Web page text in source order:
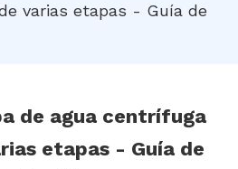
varias etapas - Guía de
de agua centrífuga
etapas - Guía de